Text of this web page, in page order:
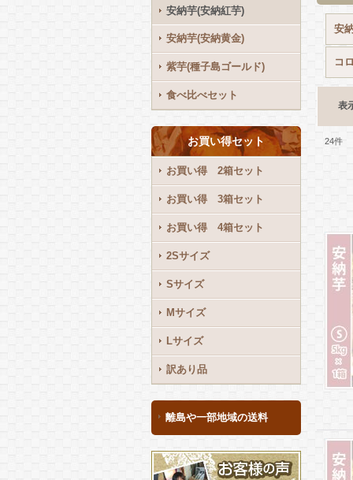
安納芋(安納紅芋)
安納芋(安納黄金)
紫芋(種子島ゴールド)
食べ比べセット
お買い得セット
お買い得 2箱セット
お買い得 3箱セット
お買い得 4箱セット
2Sサイズ
Sサイズ
Mサイズ
Lサイズ
訳あり品
離島や一部地域の送料
安
コ
表
24件